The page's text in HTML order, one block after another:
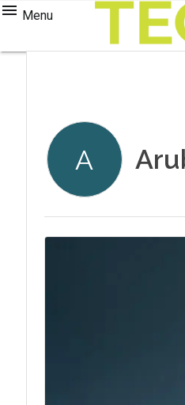
Menu
A